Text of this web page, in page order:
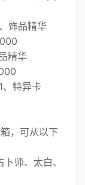
饰品精华
精华
特异卡
，可从以下
师、太白、